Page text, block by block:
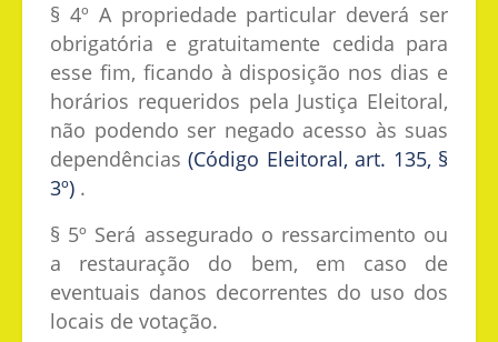
§ 4º A propriedade particular deverá ser
obrigatória e gratuitamente cedida para
esse fim, ficando à disposição nos dias e
horários requeridos pela Justiça Eleitoral,
não podendo ser negado acesso às suas
dependências(Código Eleitoral, art. 135, §
3º) .
§ 5º Será assegurado o ressarcimento ou
a restauração do bem, em caso de
eventuais danos decorrentes do uso dos
locais de votação.